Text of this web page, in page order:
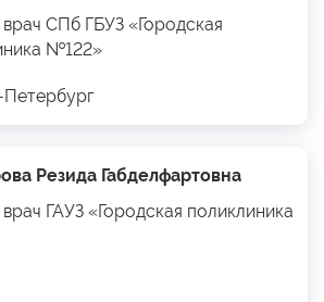
врач СПб ГБУЗ «Городская
№122»
Петербург
Резида Габделфартовна
врач ГАУЗ «Городская поликлиника